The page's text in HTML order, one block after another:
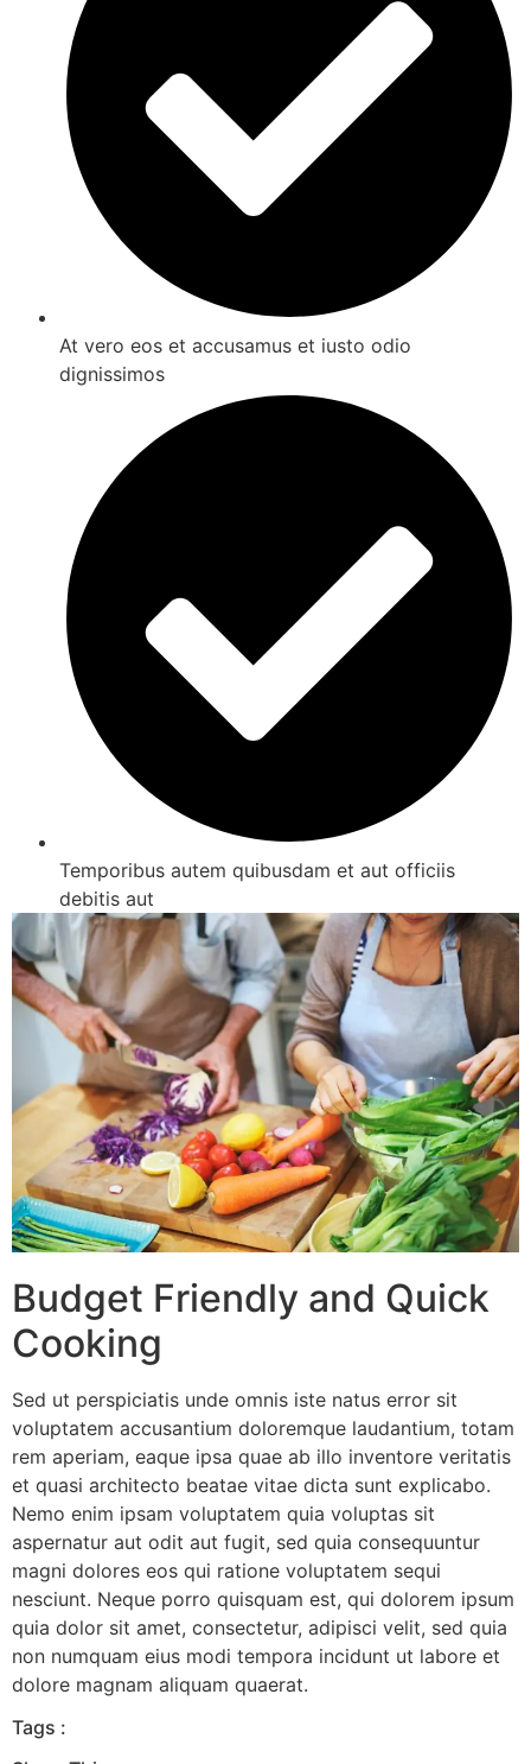
At vero eos et accusamus et iusto odio
dignissimos
Temporibus autem quibusdam et aut officiis
debitis aut
Budget Friendly and Quick
Cooking
Sed ut perspiciatis unde omnis iste natus error sit
voluptatem accusantium doloremque laudantium, totam
rem aperiam, eaque ipsa quae ab illo inventore veritatis
et quasi architecto beatae vitae dicta sunt explicabo.
Nemo enim ipsam voluptatem quia voluptas sit
aspernatur aut odit aut fugit, sed quia consequuntur
magni dolores eos qui ratione voluptatem sequi
nesciunt. Neque porro quisquam est, qui dolorem ipsum
quia dolor sit amet, consectetur, adipisci velit, sed quia
non numquam eius modi tempora incidunt ut labore et
dolore magnam aliquam quaerat.
Tags :